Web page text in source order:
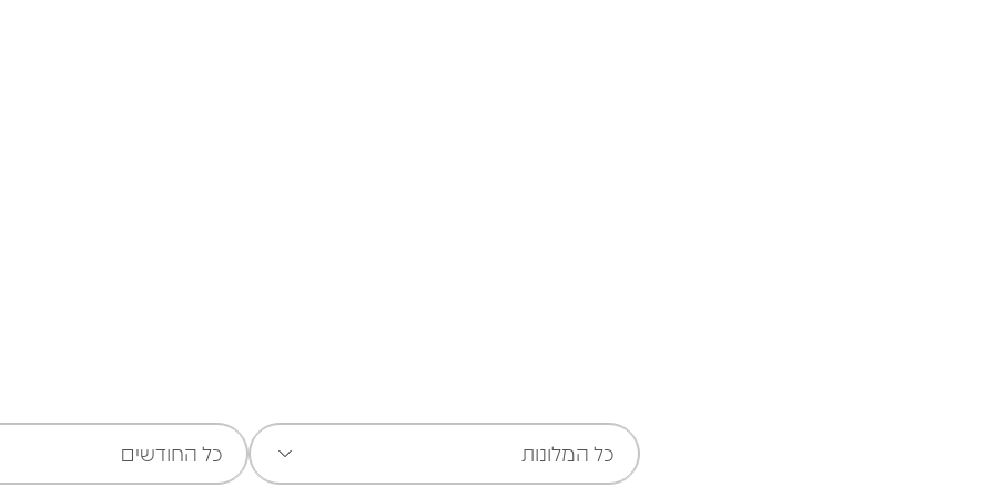
כל המלונות כל החודשים